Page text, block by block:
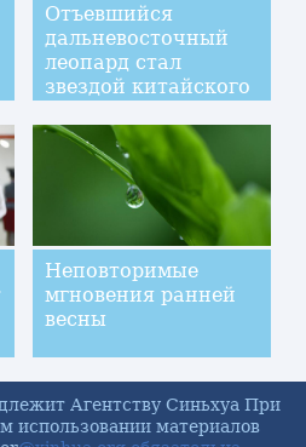
Отъевшийся
дальневосточный
леопард стал
звездой китайского
Неповторимые
мгновения ранней
весны
Агентству Синьхуа При
использовании материалов